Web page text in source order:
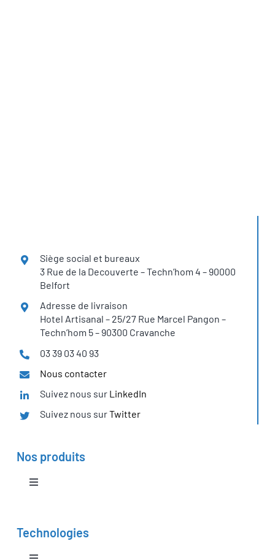
Siège social et bureaux
3 Rue de la Decouverte – Techn’hom 4 – 90000
Belfort
Adresse de livraison
Hotel Artisanal – 25/27 Rue Marcel Pangon –
Techn’hom 5 – 90300 Cravanche
03 39 03 40 93
Nous contacter
Suivez nous sur LinkedIn
Suivez nous surTwitter
Nos produits
Toggle
Système pile à combustible PEM
Technologies